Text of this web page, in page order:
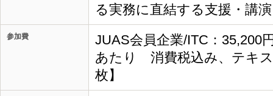
る実務に直結する支援・講
参加費
JUAS会員企業/ITC：35,200
あたり 消費税込み、テキ
枚】